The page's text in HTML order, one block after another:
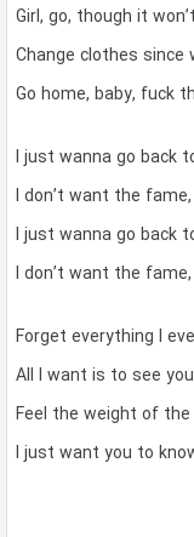
Girl, go, though it
Change clothes since
Go home, baby, fuck
I just wanna go back
I don’t want the
I just wanna go back
I don’t want the
Forget everything I
All I want is to see
Feel the weight of
I just want you to